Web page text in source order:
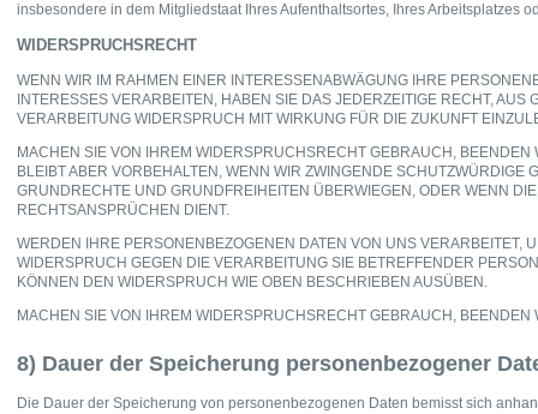
insbesondere in dem Mitgliedstaat Ihres Aufenthaltsortes, Ihres Arbeitsplatzes
WIDERSPRUCHSRECHT
WENN WIR IM RAHMEN EINER INTERESSENABWÄGUNG IHRE
INTERESSES VERARBEITEN, HABEN SIE DAS JEDERZEITIGE RECHT,
VERARBEITUNG WIDERSPRUCH MIT WIRKUNG FÜR DIE ZUKUNFT
MACHEN SIE VON IHREM WIDERSPRUCHSRECHT GEBRAUCH,
BLEIBT ABER VORBEHALTEN, WENN WIR ZWINGENDE
GRUNDRECHTE UND GRUNDFREIHEITEN ÜBERWIEGEN, ODER WENN
RECHTSANSPRÜCHEN DIENT.
WERDEN IHRE PERSONENBEZOGENEN DATEN VON UNS VERARBEITET,
WIDERSPRUCH GEGEN DIE VERARBEITUNG SIE BETREFFENDER
KÖNNEN DEN WIDERSPRUCH WIE OBEN BESCHRIEBEN AUSÜBEN.
MACHEN SIE VON IHREM WIDERSPRUCHSRECHT GEBRAUCH,
8) Dauer der Speicherung personenbezogener
Die Dauer der Speicherung von personenbezogenen Daten bemisst sich